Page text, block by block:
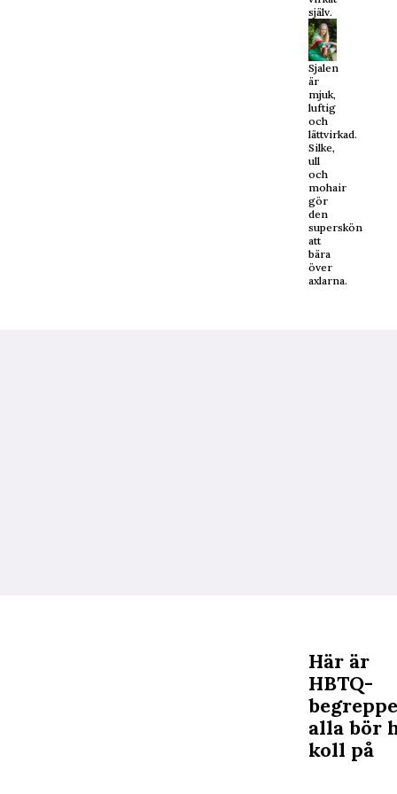
själv.
Sjalen
är
mjuk,
luftig
och
lättvirkad.
Silke,
ull
och
mohair
gör
den
superskön
att
bära
över
axlarna.
Här är
HBTQ-
alla bör
koll på